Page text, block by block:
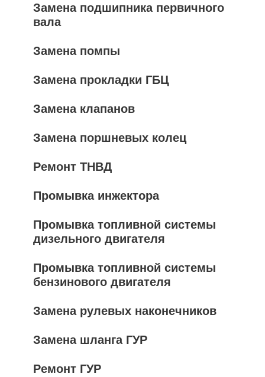
Замена подшипника первичного
вала
Замена помпы
Замена прокладки ГБЦ
Замена клапанов
Замена поршневых колец
Ремонт ТНВД
Промывка инжектора
Промывка топливной системы
дизельного двигателя
Промывка топливной системы
бензинового двигателя
Замена рулевых наконечников
Замена шланга ГУР
Ремонт ГУР